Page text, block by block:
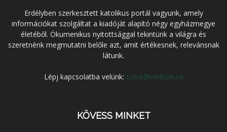
Erdélyben szerkesztett katolikus portál vagyunk, amely
információkat szolgáltat a kiadóját alapító négy egyházmegye
életéből. Ökumenikus nyitottsággal tekintünk a világra és
szeretnénk megmutatni belőle azt, amit értékesnek, relevánsnak
látunk.
Lépj kapcsolatba velünk: szerk@verbum.ro
KÖVESS MINKET